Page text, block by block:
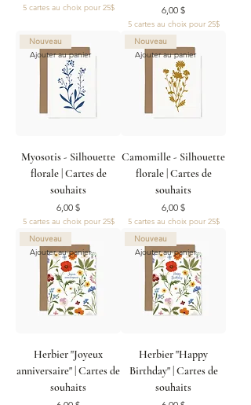
5 cartes au choix pour 25$ Prix
6,00 $
5 cartes au choix pour 25$
Ajouter au panier
Nouveau
Myosotis - Silhouette
florale | Cartes de
souhaits
Prix
6,00 $
5 cartes au choix pour 25$
Ajouter au panier
Nouveau
Camomille - Silhouette
florale | Cartes de
souhaits
Prix
6,00 $
5 cartes au choix pour 25$
Ajouter au panier
Nouveau
Herbier "Joyeux
anniversaire" | Cartes de
souhaits
Ajouter au panier
Nouveau
Herbier "Happy
Birthday" | Cartes de
souhaits